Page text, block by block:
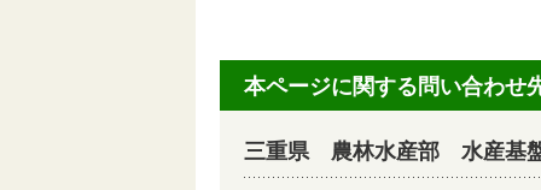
本ページに関する問い合わせ
三重県 農林水産部 水産基